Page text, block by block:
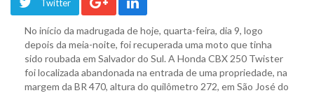
Twitter
No início da madrugada de hoje, quarta-feira, dia 9, logo
depois da meia-noite, foi recuperada uma moto que tinha
sido roubada em Salvador do Sul. A Honda CBX 250 Twister
foi localizada abandonada na entrada de uma propriedade, na
margem da BR 470, altura do quilômetro 272, em São José do